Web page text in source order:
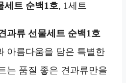
세트 순백1호, 1세트
과류 선물세트 순백1호
아름다움을 담은 특별한
는 품질 좋은 견과류만을